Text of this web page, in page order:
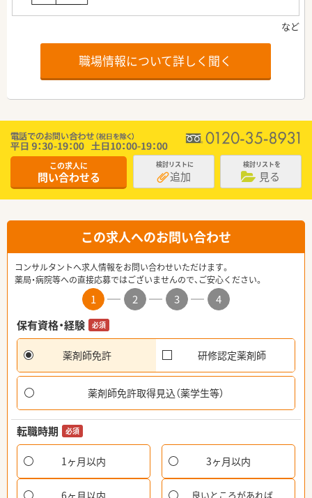
職場情報について詳しく聞く
この求人に
問い合わせる
検討リストに
追加
検討リストを
見る
この求人へのお問い合わせ
コンサルタントへ求人情報をお問い合わせいただけます。
薬局・病院等への直接応募ではございませんので、ご安心ください。
1 2 3
4
保有資格・経験
必須
薬剤師免許 研修認定薬剤師
薬剤師免許取得見込（薬学生等）
転職時期 必須
1ヶ月以内 3ヶ月以内
良いところがあれば